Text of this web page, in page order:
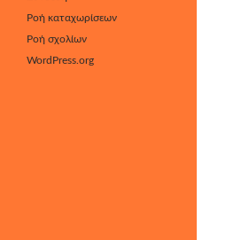
Ροή καταχωρίσεων
Ροή σχολίων
WordPress.org